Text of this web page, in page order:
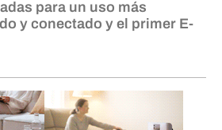
para un uso más
y conectado y el primer E-